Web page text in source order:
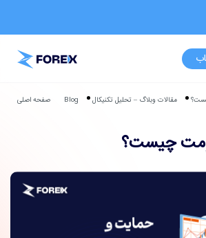
صفحه اصلی Blog مقالات وبلاگ – تحلیل تکنیکال
چیست؟